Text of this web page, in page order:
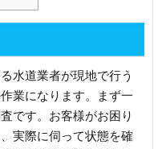
水道業者が現地で行う
業になります。まず一
です。お客様がお困り
実際に伺って状態を確